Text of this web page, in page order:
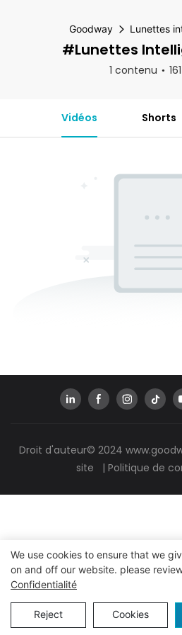
Goodway Lunettes
#Lunettes
1 contenu
Vidéos Shorts
Droit d'auteur© 2024
site
| Politique de
We use cookies to ensure that we
on and off our website. please
Confidentialité
Reject Cookies